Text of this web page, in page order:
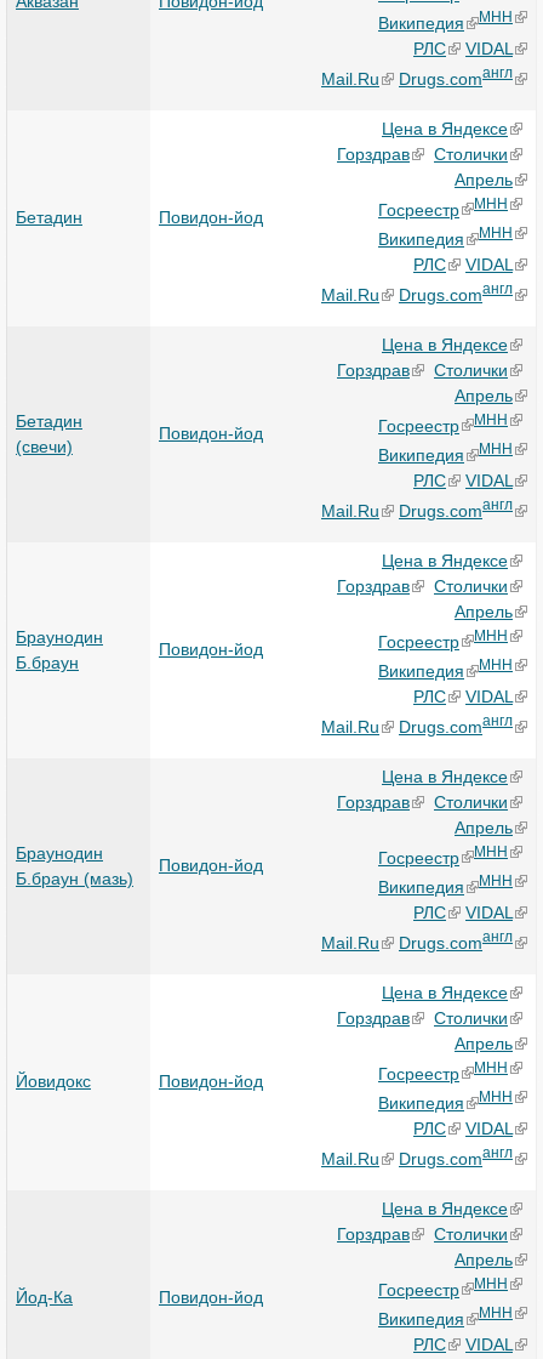
Википедия
МНН
РЛС
VIDAL
Mail.Ru
Drugs.comангл
Бетадин Повидон-йод
Цена в Яндексе
Горздрав
Столички
Апрель
Госреестр
МНН
Википедия МНН
РЛС
VIDAL
Mail.Ru
Drugs.comангл
Бетадин
(свечи)
Повидон-йод
Цена в Яндексе
Горздрав
Столички
Апрель
Госреестр
МНН
Википедия МНН
РЛС
VIDAL
Mail.Ru
Drugs.comангл
Браунодин
Б.браун
Повидон-йод
Цена в Яндексе
Горздрав
Столички
Апрель
Госреестр
МНН
Википедия МНН
РЛС
VIDAL
Mail.Ru
Drugs.comангл
Браунодин
Б.браун (мазь)
Повидон-йод
Цена в Яндексе
Горздрав
Столички
Апрель
Госреестр
МНН
Википедия МНН
РЛС
VIDAL
Mail.Ru
Drugs.comангл
Йовидокс Повидон-йод
Цена в Яндексе
Горздрав
Столички
Апрель
Госреестр
МНН
Википедия МНН
РЛС
VIDAL
Mail.Ru
Drugs.comангл
Йод-Ка Повидон-йод
Цена в Яндексе
Горздрав
Столички
Апрель
Госреестр
МНН
Википедия МНН
РЛС
VIDAL